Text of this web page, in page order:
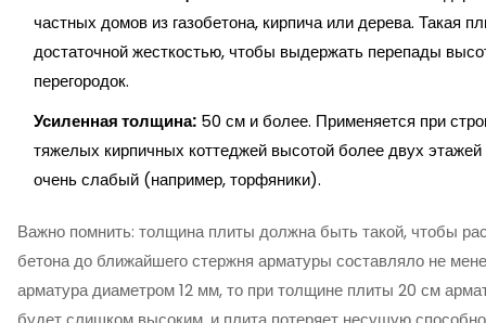
частных домов из газобетона, кирпича или дерева. Такая
достаточной жесткостью, чтобы выдержать перепады
перегородок.
Усиленная толщина: 50 см и более. Применяется при
тяжелых кирпичных коттеджей высотой более двух этажей
очень слабый (например, торфяники).
Важно помнить: толщина плиты должна быть такой, чтобы
бетона до ближайшего стержня арматуры составляло не
арматура диаметром 12 мм, то при толщине плиты 20 см